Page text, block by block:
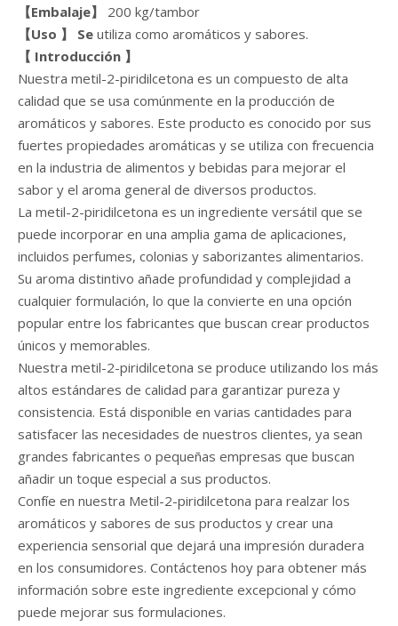
【Embalaje】 200 kg/tambor
【Uso 】 Se utiliza como aromáticos y sabores.
【 Introducción 】
Nuestra metil-2-piridilcetona es un compuesto de alta
calidad que se usa comúnmente en la producción de
aromáticos y sabores. Este producto es conocido por sus
fuertes propiedades aromáticas y se utiliza con frecuencia
en la industria de alimentos y bebidas para mejorar el
sabor y el aroma general de diversos productos.
La metil-2-piridilcetona es un ingrediente versátil que se
puede incorporar en una amplia gama de aplicaciones,
incluidos perfumes, colonias y saborizantes alimentarios.
Su aroma distintivo añade profundidad y complejidad a
cualquier formulación, lo que la convierte en una opción
popular entre los fabricantes que buscan crear productos
únicos y memorables.
Nuestra metil-2-piridilcetona se produce utilizando los más
altos estándares de calidad para garantizar pureza y
consistencia. Está disponible en varias cantidades para
satisfacer las necesidades de nuestros clientes, ya sean
grandes fabricantes o pequeñas empresas que buscan
añadir un toque especial a sus productos.
Confíe en nuestra Metil-2-piridilcetona para realzar los
aromáticos y sabores de sus productos y crear una
experiencia sensorial que dejará una impresión duradera
en los consumidores. Contáctenos hoy para obtener más
información sobre este ingrediente excepcional y cómo
puede mejorar sus formulaciones.